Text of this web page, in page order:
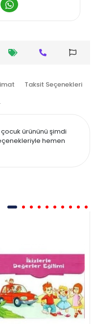
Taksit Seçenekleri
ürününü şimdi
hemen